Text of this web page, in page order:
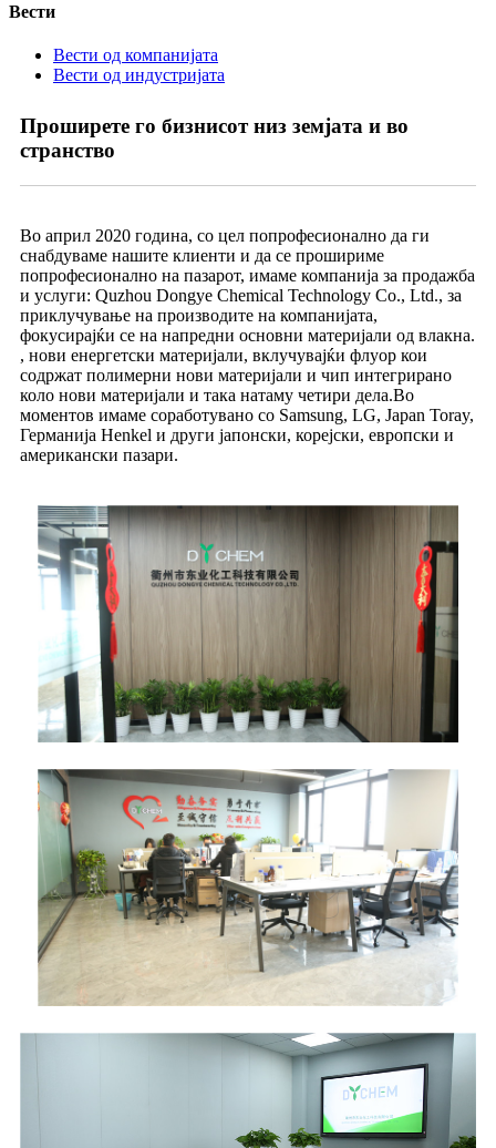
Вести
Вести од компанијата
Вести од индустријата
Проширете го бизнисот низ земјата и во
странство
Во април 2020 година, со цел попрофесионално да ги
снабдуваме нашите клиенти и да се прошириме
попрофесионално на пазарот, имаме компанија за продажба
и услуги: Quzhou Dongye Chemical Technology Co., Ltd., за
приклучување на производите на компанијата,
фокусирајќи се на напредни основни материјали од влакна.
, нови енергетски материјали, вклучувајќи флуор кои
содржат полимерни нови материјали и чип интегрирано
коло нови материјали и така натаму четири дела.Во
моментов имаме соработувано со Samsung, LG, Japan Toray,
Германија Henkel и други јапонски, корејски, европски и
американски пазари.